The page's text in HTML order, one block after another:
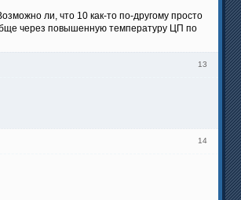
ли, что 10 как-то по-другому просто
через повышенную температуру ЦП по
13
14